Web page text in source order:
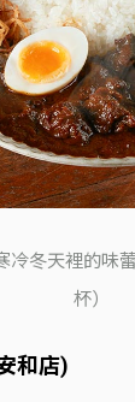
冷冬天裡的味
杯）
和店)